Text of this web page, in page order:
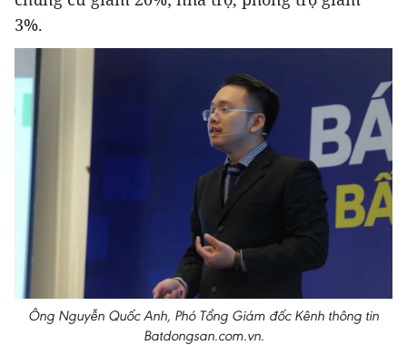
3%.
Ông Nguyễn Quốc Anh, Phó Tổng Giám đốc Kênh thông tin
Batdongsan.com.vn.